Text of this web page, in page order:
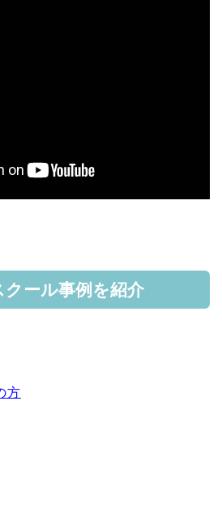
ール事例を紹介
方